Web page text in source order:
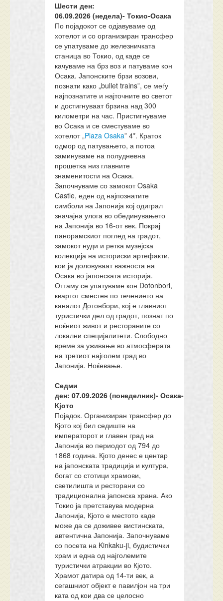
Шести ден:
06.09.2026 (недела)- Токио-Осака
По појадокот се одјавуваме од
хотелот и со организиран трансфер
се упатуваме до железничката
станица во Токио, од каде се
качуваме на брз воз и патуваме кон
Осака. Јапонските брзи возови,
познати како „bullet trains”, се меѓу
најпознатите и најточните во светот
и достигнуваат брзина над 300
километри на час. Пристигнуваме
во Осака и се сместуваме во
хотелот „Plaza Osaka” 4*. Краток
одмор од патувањето, а потоа
заминуваме на полудневна
прошетка низ главните
знаменитости на Осака.
Започнуваме со замокот Osaka
Castle, еден од најпознатите
симболи на Јапонија кој одиграл
значајна улога во обединувањето
на Јапонија во 16-от век. Покрај
панорамскиот поглед на градот,
замокот нуди и ретка музејска
колекција на историски артефакти,
кои ја доловуваат важноста на
Осака во јапонската историја.
Оттаму се упатуваме кон Dotonbori,
квартот сместен по течението на
каналот Дотонбори, кој е главниот
туристички дел од градот, познат по
ноќниот живот и рестораните со
локални специјалитети. Слободно
време за уживање во атмосферата
на третиот најголем град во
Јапонија. Ноќевање.
Седми
ден:07.09.2026 (понеделник)- Осака-
Кјото
Појадок. Организиран трансфер до
Кјото кој бил седиште на
императорот и главен град на
Јапонија во периодот од 794 до
1868 година. Кјото денес е центар
на јапонската традиција и култура,
богат со стотици храмови,
светилишта и ресторани со
традиционална јапонска храна. Ако
Токио ја претставува модерна
Јапонија, Кјото е местото каде
може да се доживее вистинската,
автентична Јапонија. Започнуваме
со посета на Kinkaku-ji, будистички
храм и една од најголемите
туристички атракции во Кјото.
Храмот датира од 14-ти век, а
сегашниот објект е павилјон на три
ката од кои два се целосно